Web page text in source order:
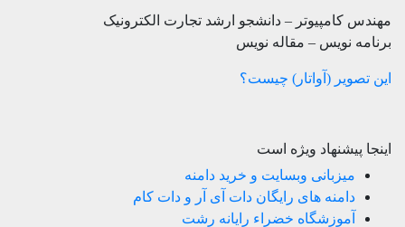
مهندس کامپیوتر – دانشجو ارشد تجارت الکترونیک
برنامه نویس – مقاله نویس
این تصویر (آواتار) چیست؟
اینجا پیشنهاد ویژه است
میزبانی وبسایت و خرید دامنه
دامنه های رایگان دات آی آر و دات کام
آموزشگاه خضراء رایانه رشت